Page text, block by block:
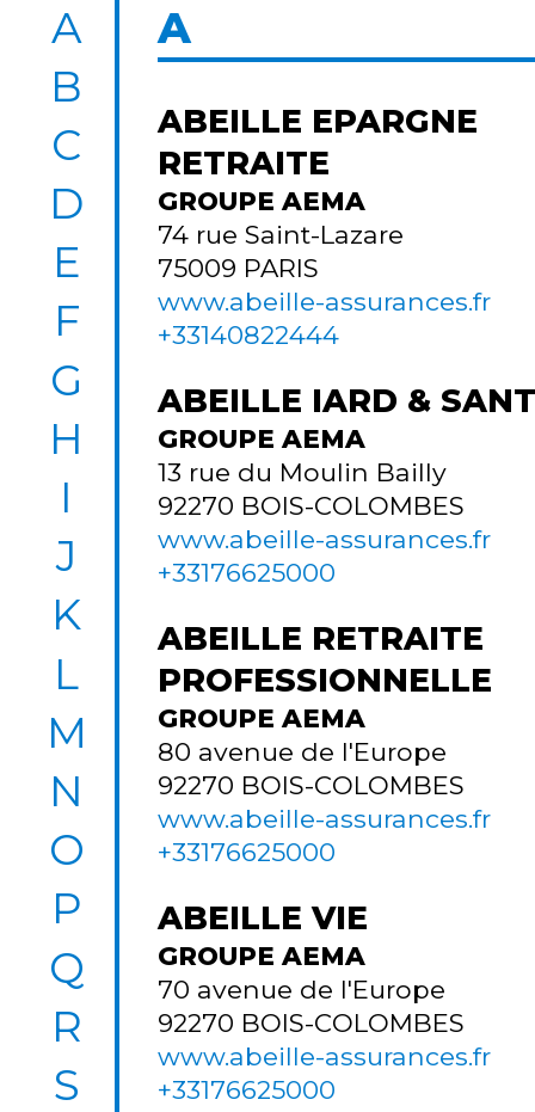
A
B
C
D
E
F
G
H
I
J
K
L
M
N
O
P
Q
R
S
A
ABEILLE EPARGNE
RETRAITE
GROUPE AEMA
74 rue Saint-Lazare
75009 PARIS
www.abeille-assurances.fr
+33140822444
ABEILLE IARD &
GROUPE AEMA
13 rue du Moulin Bailly
92270 BOIS-COLOMBES
www.abeille-assurances.fr
+33176625000
ABEILLE RETRAITE
PROFESSIONNELLE
GROUPE AEMA
80 avenue de l'Europe
92270 BOIS-COLOMBES
www.abeille-assurances.fr
+33176625000
ABEILLE VIE
GROUPE AEMA
70 avenue de l'Europe
92270 BOIS-COLOMBES
www.abeille-assurances.fr
+33176625000